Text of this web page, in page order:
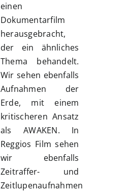
einen
Dokumentarfilm
herausgebracht,
der ein ähnliches
Thema behandelt.
Wir sehen ebenfalls
Aufnahmen der
Erde, mit einem
kritischeren Ansatz
als AWAKEN. In
Reggios Film sehen
wir ebenfalls
Zeitraffer- und
Zeitlupenaufnahmen